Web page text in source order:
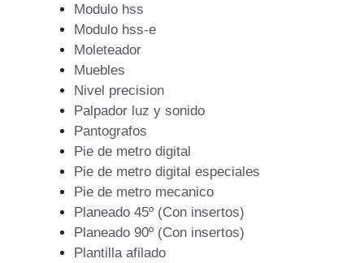
Modulo hss
Modulo hss-e
Moleteador
Muebles
Nivel precision
Palpador luz y sonido
Pantografos
Pie de metro digital
Pie de metro digital especiales
Pie de metro mecanico
Planeado 45º (Con insertos)
Planeado 90º (Con insertos)
Plantilla afilado